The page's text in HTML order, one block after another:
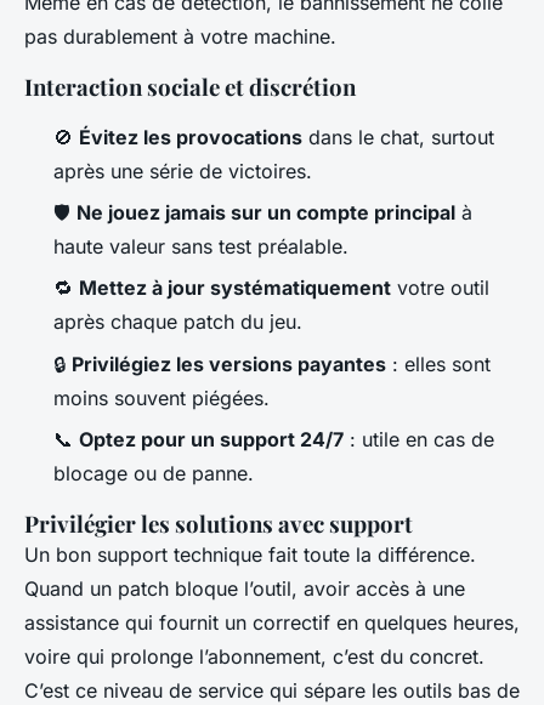
pas durablement à votre machine.
Interaction sociale et discrétion
🚫 Évitez les provocations dans le chat, surtout
après une série de victoires.
🛡️ Ne jouez jamais sur un compte principal à
haute valeur sans test préalable.
🔁 Mettez à jour systématiquement votre outil
après chaque patch du jeu.
🔒 Privilégiez les versions payantes : elles sont
moins souvent piégées.
📞 Optez pour un support 24/7 : utile en cas de
blocage ou de panne.
Privilégier les solutions avec support
Un bon support technique fait toute la différence.
Quand un patch bloque l’outil, avoir accès à une
assistance qui fournit un correctif en quelques heures,
voire qui prolonge l’abonnement, c’est du concret.
C’est ce niveau de service qui sépare les outils bas de